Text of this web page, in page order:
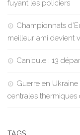
fuyant les policiers
Championnats
meilleur ami devient
Canicule : 13
Guerre en
centrales thermiques